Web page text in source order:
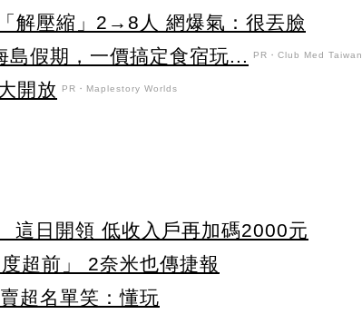
解壓縮」2→8人 網爆氣：很丟臉
假期，一價搞定食宿玩...
PR・Club Med Taiwan
開放 PR・Maplestory Worlds
這日開領 低收入戶再加碼2000元
超前」 2奈米也傳捷報
超名單笑：懂玩